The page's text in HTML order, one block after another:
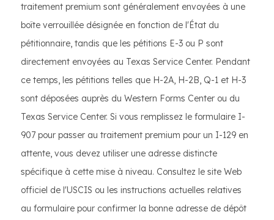
traitement premium sont généralement envoyées à une
boîte verrouillée désignée en fonction de l'État du
pétitionnaire, tandis que les pétitions E-3 ou P sont
directement envoyées au Texas Service Center. Pendant
ce temps, les pétitions telles que H-2A, H-2B, Q-1 et H-3
sont déposées auprès du Western Forms Center ou du
Texas Service Center. Si vous remplissez le formulaire I-
907 pour passer au traitement premium pour un I-129 en
attente, vous devez utiliser une adresse distincte
spécifique à cette mise à niveau. Consultez le site Web
officiel de l'USCIS ou les instructions actuelles relatives
au formulaire pour confirmer la bonne adresse de dépôt